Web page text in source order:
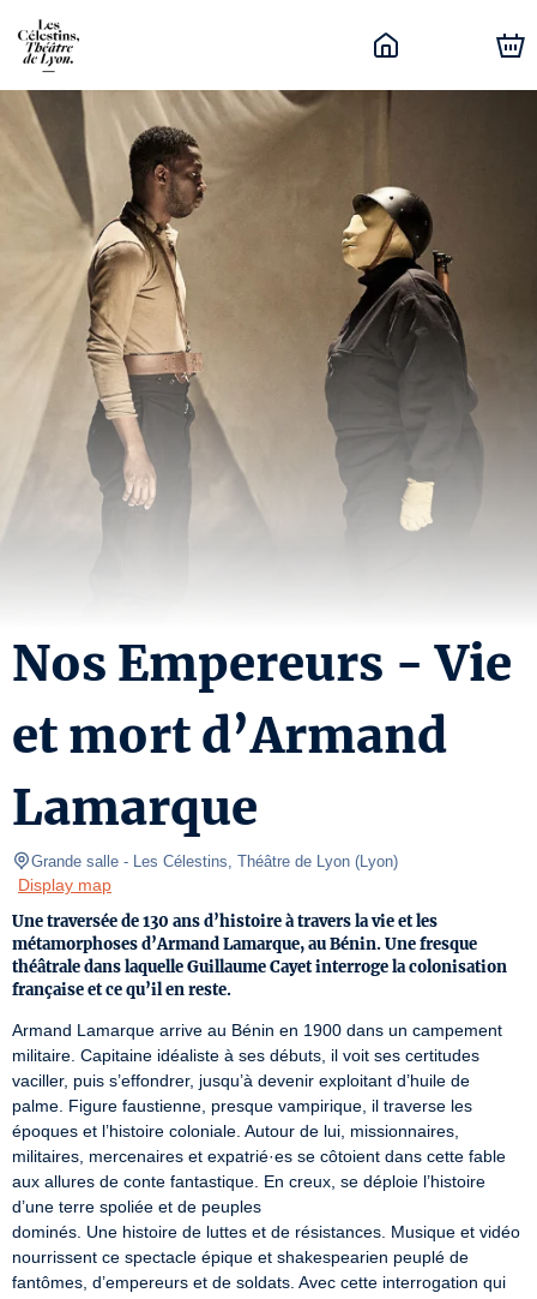
Nos Empereurs - Vie
et mort d’Armand
Lamarque
Grande salle - Les Célestins, Théâtre de Lyon (Lyon)
Display map
Une traversée de 130 ans d’histoire à travers la vie et les
métamorphoses d’Armand Lamarque, au Bénin. Une fresque
théâtrale dans laquelle Guillaume Cayet interroge la colonisation
française et ce qu’il en reste.
Armand Lamarque arrive au Bénin en 1900 dans un campement
militaire. Capitaine idéaliste à ses débuts, il voit ses certitudes
vaciller, puis s’effondrer, jusqu’à devenir exploitant d’huile de
palme. Figure faustienne, presque vampirique, il traverse les
époques et l’histoire coloniale. Autour de lui, missionnaires,
militaires, mercenaires et expatrié·es se côtoient dans cette fable
aux allures de conte fantastique. En creux, se déploie l’histoire
d’une terre spoliée et de peuples
dominés. Une histoire de luttes et de résistances. Musique et vidéo
nourrissent ce spectacle épique et shakespearien peuplé de
fantômes, d’empereurs et de soldats. Avec cette interrogation qui